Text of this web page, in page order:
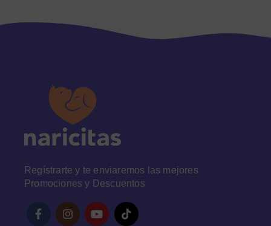
Regístrarte y te enviaremos las mejores
Promociones y Descuentos